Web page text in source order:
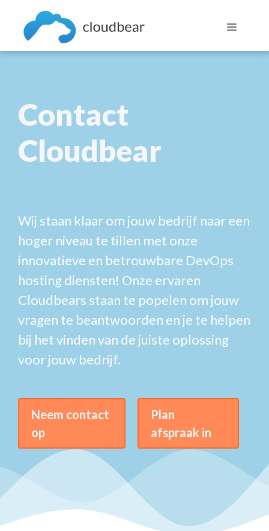
content
Menu
Contact
Cloudbear
Wij staan klaar om jouw bedrijf naar een
hoger niveau te tillen met onze
innovatieve en betrouwbare DevOps
hosting diensten! Onze ervaren
Cloudbears staan te popelen om jouw
vragen te beantwoorden en je te helpen
bij het vinden van de juiste oplossing
voor jouw bedrijf.
Neem contact
op
Plan
afspraak in